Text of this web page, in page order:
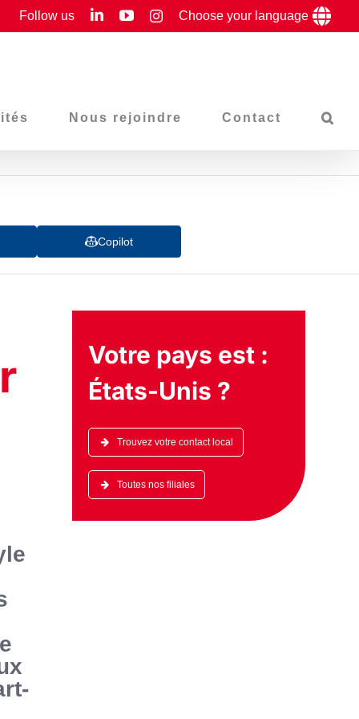
Follow us LinkedInYouTubeInstagram
Choose your language
Nous rejoindre Contact
Copilot
Votre pays est :
États-Unis ?
Trouvez votre contact local
Toutes nos filiales